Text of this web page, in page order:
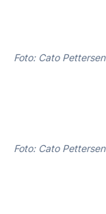
Foto: Cato Pettersen
Foto: Cato Pettersen